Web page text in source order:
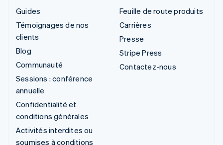
Guides
Témoignages de nos
clients
Blog
Communauté
Sessions : conférence
annuelle
Confidentialité et
conditions générales
Activités interdites ou
soumises à conditions
Feuille de route produits
Carrières
Presse
Stripe Press
Contactez-nous